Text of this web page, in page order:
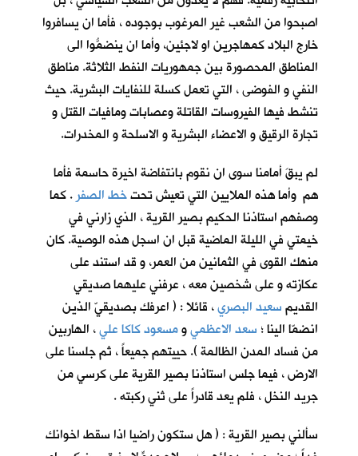
اصبحوا من الشعب غير المرغوب بوجوده ، فأما ان يسافروا
خارج البلاد كمهاجرين او لاجئين، وأما ان ينضمُّوا الى
المناطق المحصورة بين جمهوريات النفط الثلاثة. مناطق
النفي و الفوضى ، التي تعمل كسلة للنفايات البشرية. حيث
تنشط فيها الفيروسات القاتلة وعصابات ومافيات القتل و
تجارة الرقيق و الاعضاء البشرية و الاسلحة و المخدرات.
لم يبقَ أمامنا سوى ان نقوم بانتفاضة اخيرة حاسمة فأما
هم وأما هذه الملايين التي تعيش تحتخط الصفر. كما
وصفهم استاذنا الحكيم بصير القرية ، الذي زارني في
خيمتي في الليلة الماضية قبل ان اسجل هذه الوصية. كان
منهك القوى في الثمانين من العمر، و قد استند على
عكازته و على شخصين معه ، عرفني عليهما صديقي
القديمسعيد البصري، قائلا : ( اعرفك بصديقيّ الذين
انضمّا الينا ؛ سعد الاعظميومسعود كاكا علي، الهاربين
من فساد المدن الظالمة ). حييتهم جميعاً ، ثم جلسنا على
الارض ، فيما جلس استاذنا بصير القرية على كرسي من
جريد النخل ، فلم يعد قادراً على ثني ركبته .
سألني بصير القرية : ( هل ستكون راضيا اذا سقط اخوانك